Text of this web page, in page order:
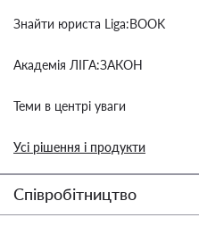
Знайти юриста Liga:BOOK
Академія ЛІГА:ЗАКОН
Теми в центрі уваги
Усі рішення і продукти
Співробітництво